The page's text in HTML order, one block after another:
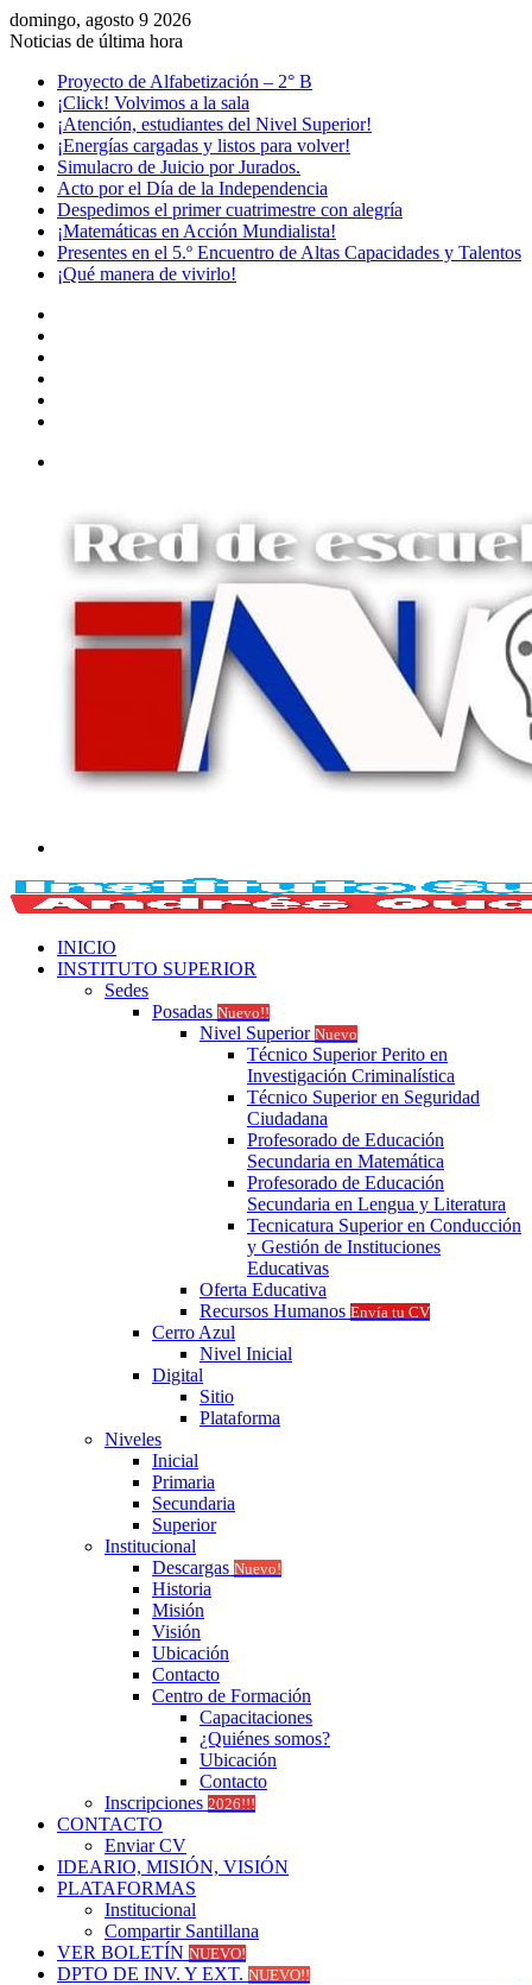
domingo, agosto 9 2026
Noticias de última hora
Proyecto de Alfabetización – 2° B
¡Click! Volvimos a la sala
¡Atención, estudiantes del Nivel Superior!
¡Energías cargadas y listos para volver!
Simulacro de Juicio por Jurados.
Acto por el Día de la Independencia
Despedimos el primer cuatrimestre con alegría
¡Matemáticas en Acción Mundialista!
Presentes en el 5.º Encuentro de Altas Capacidades y Talentos
¡Qué manera de vivirlo!
INICIO
INSTITUTO SUPERIOR
Sedes
Posadas Nuevo!!
Nivel Superior Nuevo
Técnico Superior Perito en
Investigación Criminalística
Técnico Superior en Seguridad
Ciudadana
Profesorado de Educación
Secundaria en Matemática
Profesorado de Educación
Secundaria en Lengua y Literatura
Tecnicatura Superior en Conducción
y Gestión de Instituciones
Educativas
Oferta Educativa
Recursos Humanos Envía tu CV
Cerro Azul
Nivel Inicial
Digital
Sitio
Plataforma
Niveles
Inicial
Primaria
Secundaria
Superior
Institucional
Descargas Nuevo!
Historia
Misión
Visión
Ubicación
Contacto
Centro de Formación
Capacitaciones
¿Quiénes somos?
Ubicación
Contacto
Inscripciones 2026!!!
CONTACTO
Enviar CV
IDEARIO, MISIÓN, VISIÓN
PLATAFORMAS
Institucional
Compartir Santillana
VER BOLETÍN NUEVO!
DPTO DE INV. Y EXT. NUEVO!!